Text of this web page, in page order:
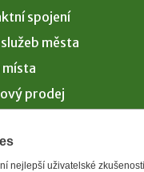
spojení
města
místa
prodej
nejlepší uživatelské